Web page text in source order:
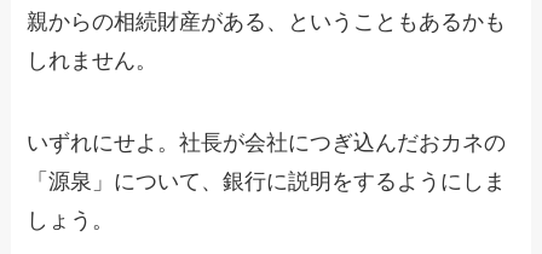
親からの相続財産がある、ということもあるかも
しれません。
いずれにせよ。社長が会社につぎ込んだおカネの
「源泉」について、銀行に説明をするようにしま
しょう。